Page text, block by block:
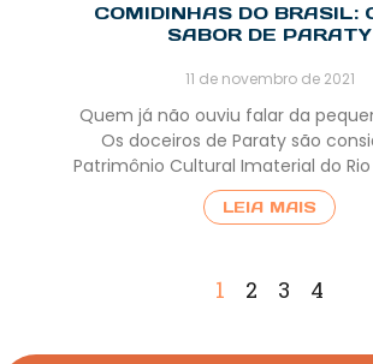
COMIDINHAS DO BRASIL:
SABOR DE PARATY
11 de novembro de 2021
Quem já não ouviu falar da
Os doceiros de Paraty são
Patrimônio Cultural Imaterial do
LEIA MAIS
1 2 3 4